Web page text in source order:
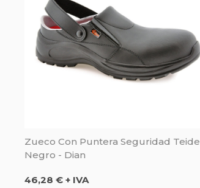
Zueco Con Puntera Seguridad Teide
Negro - Dian
Precio
46,28 € + IVA